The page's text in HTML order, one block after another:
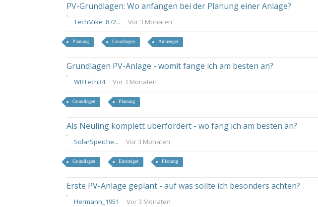
PV-Grundlagen: Wo anfangen bei der Planung einer Anlage?
TechMike_872... Vor 3 Monaten
Planung Grundlagen Anfaenger
Grundlagen PV-Anlage - womit fange ich am besten an?
WRTech34 Vor 3 Monaten
Grundlagen Planung
Als Neuling komplett überfordert - wo fang ich am besten an?
SolarSpeiche... Vor 3 Monaten
Grundlagen Einsteiger Planung
Erste PV-Anlage geplant - auf was sollte ich besonders achten?
Hermann_1951 Vor 3 Monaten